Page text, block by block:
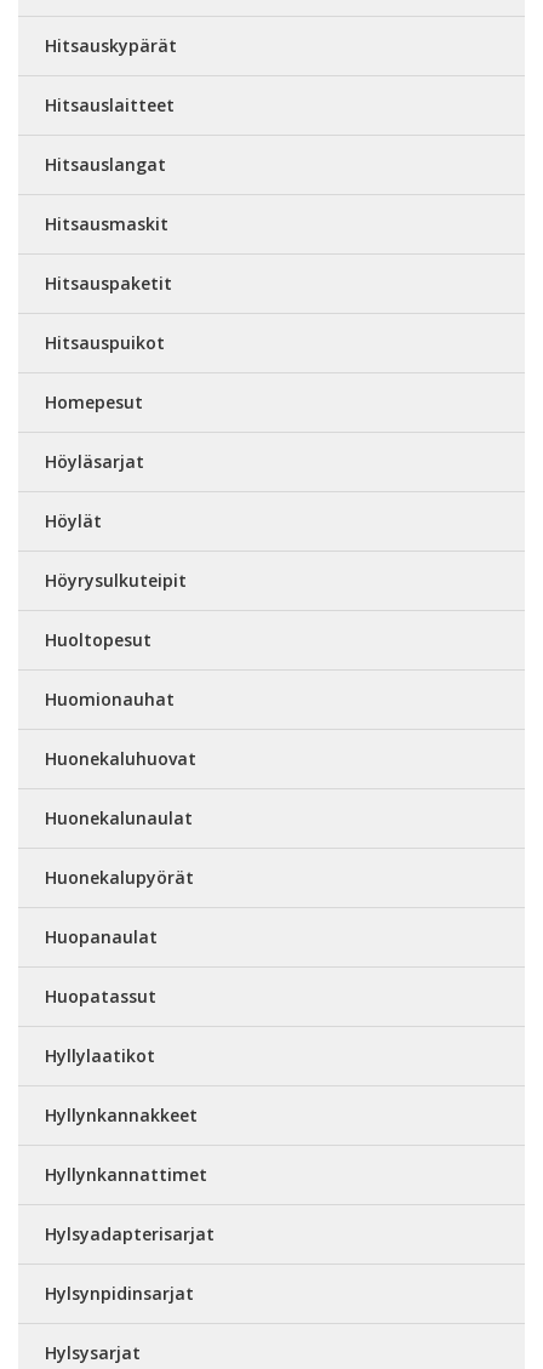
Hitsauskypärät
Hitsauslaitteet
Hitsauslangat
Hitsausmaskit
Hitsauspaketit
Hitsauspuikot
Homepesut
Höyläsarjat
Höylät
Höyrysulkuteipit
Huoltopesut
Huomionauhat
Huonekaluhuovat
Huonekalunaulat
Huonekalupyörät
Huopanaulat
Huopatassut
Hyllylaatikot
Hyllynkannakkeet
Hyllynkannattimet
Hylsyadapterisarjat
Hylsynpidinsarjat
Hylsysarjat